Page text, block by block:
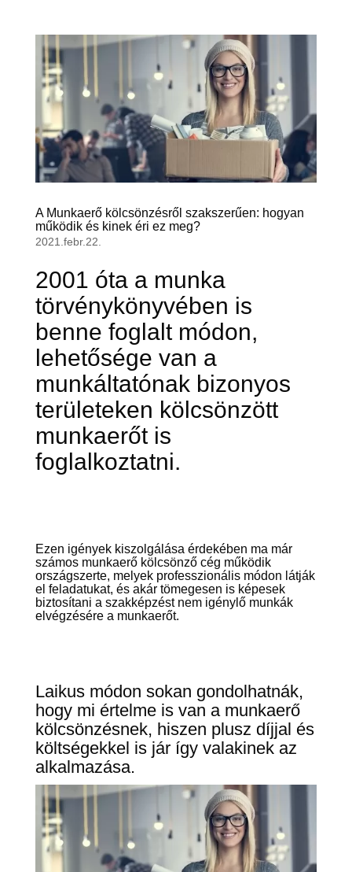
A Munkaerő kölcsönzésről szakszerűen: hogyan
működik és kinek éri ez meg?
2021.febr.22.
2001 óta a munka
törvénykönyvében is
benne foglalt módon,
lehetősége van a
munkáltatónak bizonyos
területeken kölcsönzött
munkaerőt is
foglalkoztatni.
Ezen igények kiszolgálása érdekében ma már
számos munkaerő kölcsönző cég működik
országszerte, melyek professzionális módon látják
el feladatukat, és akár tömegesen is képesek
biztosítani a szakképzést nem igénylő munkák
elvégzésére a munkaerőt.
Laikus módon sokan gondolhatnák,
hogy mi értelme is van a munkaerő
kölcsönzésnek, hiszen plusz díjjal és
költségekkel is jár így valakinek az
alkalmazása.